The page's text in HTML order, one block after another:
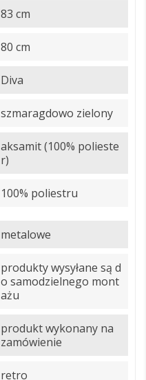
83 cm
80 cm
Diva
szmaragdowo zielony
aksamit (100% polieste
r)
100% poliestru
metalowe
produkty wysyłane są d
o samodzielnego mont
ażu
produkt wykonany na
zamówienie
retro